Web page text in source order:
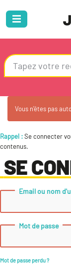
Vous n'êtes pas
Rappel :Se connecter
contenus.
SE
Email ou nom
Mot de passe
Mot de passe perdu ?